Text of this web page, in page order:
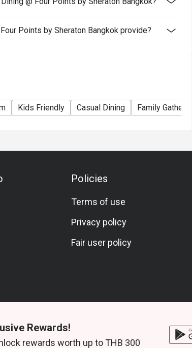
Points by Sheraton Bangkok provide?
Kids Friendly Casual Dining Family Gathering
Policies
Terms of use
Privacy policy
Fair user policy
Rewards!
rewards worth up to THB 300